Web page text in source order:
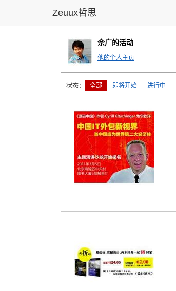
Zeuux哲思
佘广的活动
他的个人主页
状态： 全部 即将开始 进行中